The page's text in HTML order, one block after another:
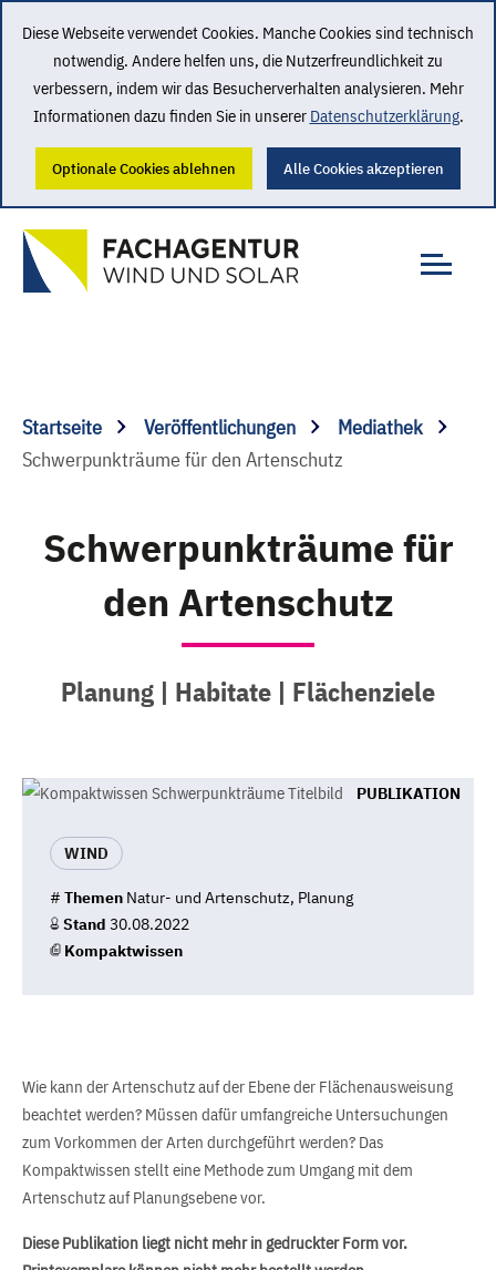
Diese Webseite verwendet Cookies. Manche Cookies sind technisch
notwendig. Andere helfen uns, die Nutzerfreundlichkeit zu
verbessern, indem wir das Besucherverhalten analysieren. Mehr
Informationen dazu finden Sie in unserer Datenschutzerklärung.
Optionale Cookies ablehnen Alle Cookies akzeptieren
Startseite Veröffentlichungen
Mediathek
Schwerpunkträume für den Artenschutz
Schwerpunkträume für
den Artenschutz
Planung | Habitate | Flächenziele
PUBLIKATION
WIND
# Themen Natur- und Artenschutz, Planung
Stand 30.08.2022
Kompaktwissen
Wie kann der Artenschutz auf der Ebene der Flächenausweisung
beachtet werden? Müssen dafür umfangreiche Untersuchungen
zum Vorkommen der Arten durchgeführt werden? Das
Kompaktwissen stellt eine Methode zum Umgang mit dem
Artenschutz auf Planungsebene vor.
Diese Publikation liegt nicht mehr in gedruckter Form vor.